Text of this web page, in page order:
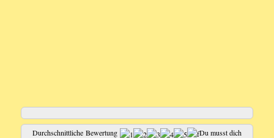
Durchschnittliche Bewertung
Du musst dich